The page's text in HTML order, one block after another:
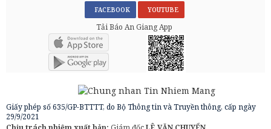
FACEBOOK YOUTUBE
Tải Báo An Giang App
Giấy phép số 635/GP-BTTTT, do Bộ Thông tin và Truyền thông, cấp ngày
29/9/2021